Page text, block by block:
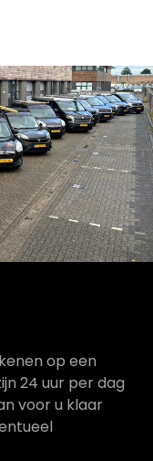
op een
24 uur per dag
voor u klaar